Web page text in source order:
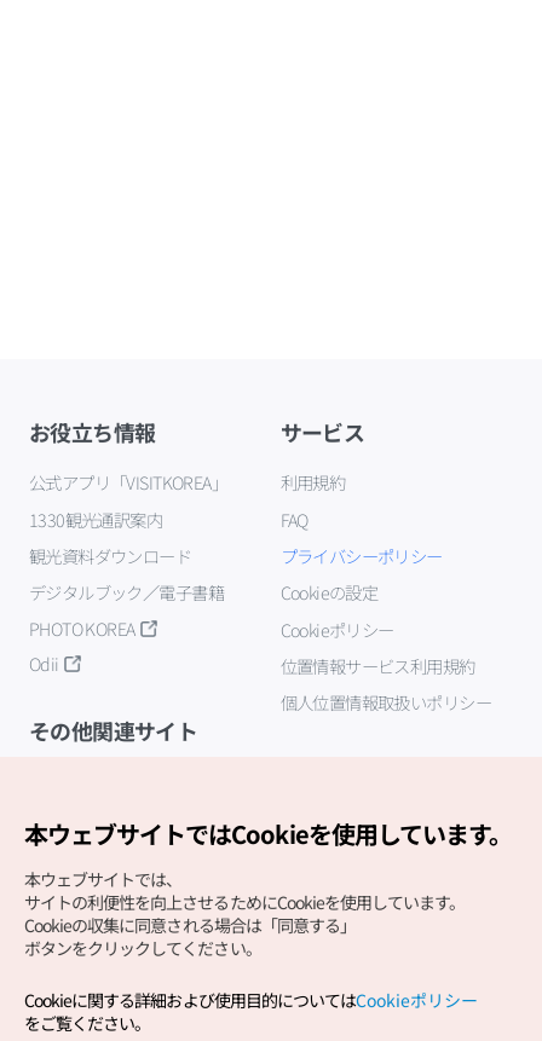
お役立ち情報
公式アプリ「VISITKOREA」
1330観光通訳案内
観光資料ダウンロード
デジタルブック／電子書籍
PHOTO KOREA
Odii
サービス
利用規約
FAQ
プライバシーポリシー
Cookieの設定
Cookieポリシー
位置情報サービス利用規約
個人位置情報取扱いポリシー
その他関連サイト
Copyright (c) Korea Tourism Organization All Rights
本ウェブサイトではCookieを使用しています。
本ウェブサイトでは、
サイトの利便性を向上させるためにCookieを使用しています。
Cookieの収集に同意される場合は「同意する」
ボタンをクリックしてください。
Cookieに関する詳細および使用目的についてはCookieポリシー
をご覧ください。